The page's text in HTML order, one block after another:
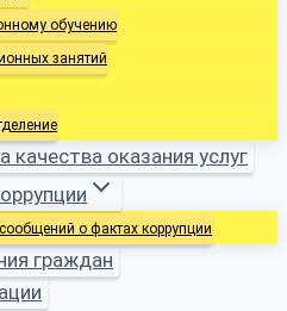
обучению
занятий
качества оказания услуг
о фактах коррупции
граждан